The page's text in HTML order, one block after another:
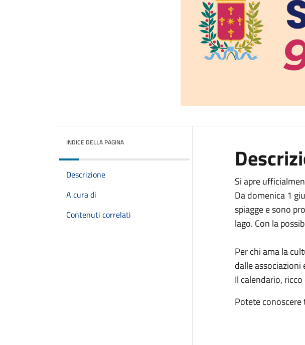
INDICE DELLA PAGINA
Descrizione
A cura di
Contenuti correlati
Si apre
Da domenica 1
spiagge e sono
lago. Con la
Per chi ama la
dalle
Il calendario,
Potete